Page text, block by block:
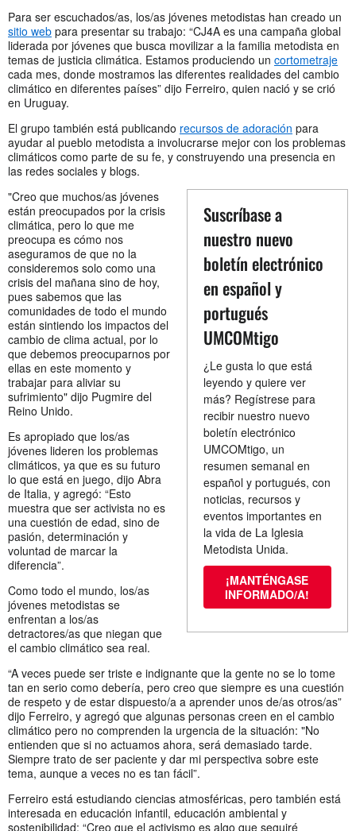
Para ser escuchados/as, los/as jóvenes metodistas han creado un
sitio web para presentar su trabajo: “CJ4A es una campaña global
liderada por jóvenes que busca movilizar a la familia metodista en
temas de justicia climática. Estamos produciendo un cortometraje
cada mes, donde mostramos las diferentes realidades del cambio
climático en diferentes países” dijo Ferreiro, quien nació y se crió
en Uruguay.
El grupo también está publicando recursos de adoración para
ayudar al pueblo metodista a involucrarse mejor con los problemas
climáticos como parte de su fe, y construyendo una presencia en
las redes sociales y blogs.
Suscríbase a
nuestro nuevo
boletín electrónico
en español y
portugués
UMCOMtigo
¿Le gusta lo que está
leyendo y quiere ver
más? Regístrese para
recibir nuestro nuevo
boletín electrónico
UMCOMtigo, un
resumen semanal en
español y portugués, con
noticias, recursos y
eventos importantes en
la vida de La Iglesia
Metodista Unida.
¡MANTÉNGASE
INFORMADO/A!
"Creo que muchos/as jóvenes
están preocupados por la crisis
climática, pero lo que me
preocupa es cómo nos
aseguramos de que no la
consideremos solo como una
crisis del mañana sino de hoy,
pues sabemos que las
comunidades de todo el mundo
están sintiendo los impactos del
cambio de clima actual, por lo
que debemos preocuparnos por
ellas en este momento y
trabajar para aliviar su
sufrimiento" dijo Pugmire del
Reino Unido.
Es apropiado que los/as
jóvenes lideren los problemas
climáticos, ya que es su futuro
lo que está en juego, dijo Abra
de Italia, y agregó: “Esto
muestra que ser activista no es
una cuestión de edad, sino de
pasión, determinación y
voluntad de marcar la
diferencia”.
Como todo el mundo, los/as
jóvenes metodistas se
enfrentan a los/as
detractores/as que niegan que
el cambio climático sea real.
“A veces puede ser triste e indignante que la gente no se lo tome
tan en serio como debería, pero creo que siempre es una cuestión
de respeto y de estar dispuesto/a a aprender unos de/as otros/as”
dijo Ferreiro, y agregó que algunas personas creen en el cambio
climático pero no comprenden la urgencia de la situación: "No
entienden que si no actuamos ahora, será demasiado tarde.
Siempre trato de ser paciente y dar mi perspectiva sobre este
tema, aunque a veces no es tan fácil”.
Ferreiro está estudiando ciencias atmosféricas, pero también está
interesada en educación infantil, educación ambiental y
sostenibilidad: “Creo que el activismo es algo que seguiré